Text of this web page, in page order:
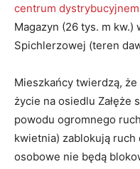
centrum
Magazyn (26 tys. m
Spichlerzowej (teren
Mieszkańcy twierdzą,
życie na osiedlu Załęże
powodu ogromnego
kwietnia) zablokują
osobowe nie będą